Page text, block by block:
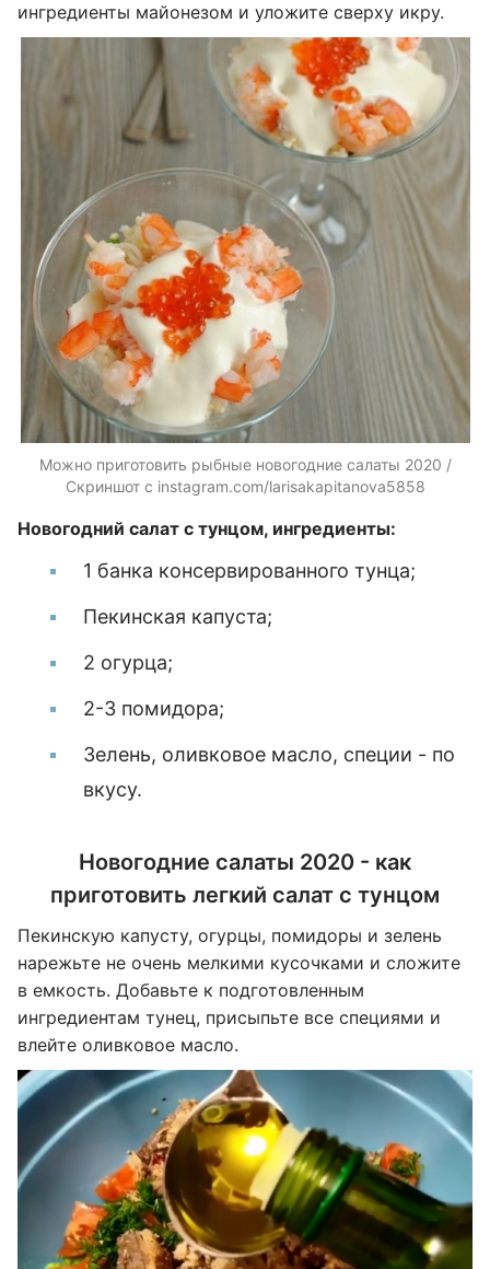
ингредиенты майонезом и уложите сверху икру.
Можно приготовить рыбные новогодние салаты 2020 /
Скриншот с instagram.com/larisakapitanova5858
Новогодний салат с тунцом, ингредиенты:
1 банка консервированного тунца;
Пекинская капуста;
2 огурца;
2-3 помидора;
Зелень, оливковое масло, специи - по
вкусу.
Новогодние салаты 2020 - как
приготовить легкий салат с тунцом
Пекинскую капусту, огурцы, помидоры и зелень
нарежьте не очень мелкими кусочками и сложите
в емкость. Добавьте к подготовленным
ингредиентам тунец, присыпьте все специями и
влейте оливковое масло.